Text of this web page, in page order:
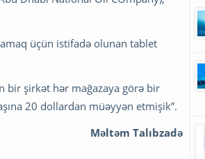
üçün istifadə olunan tablet
bir şirkət hər mağazaya görə bir
20 dollardan müəyyən etmişik”.
Məltəm Talıbzadə